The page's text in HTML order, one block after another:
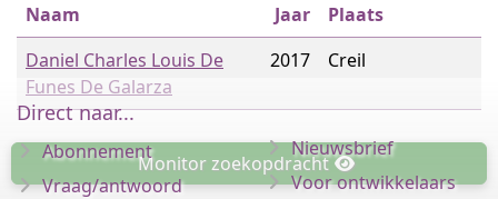
Naam Jaar
Plaats
Daniel Charles Louis De
Funes De Galarza
2017 Creil
Monitorzoekopdracht
Direct naar...
Abonnement
Vraag/antwoord
Nieuwsbrief
Voor ontwikkelaars